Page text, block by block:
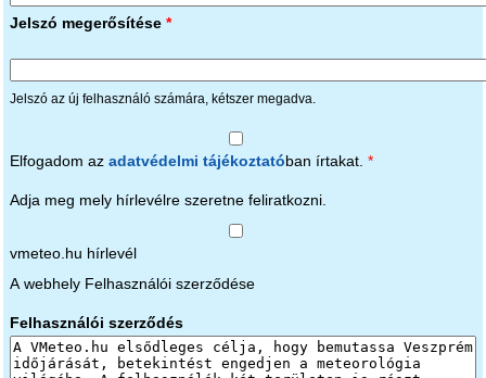
Jelszó megerősítése *
Jelszó az új felhasználó számára, kétszer megadva.
Elfogadom az adatvédelmi tájékoztató ban írtakat. *
Adja meg mely hírlevélre szeretne feliratkozni.
vmeteo.hu hírlevél
A webhely Felhasználói szerződése
Felhasználói szerződés